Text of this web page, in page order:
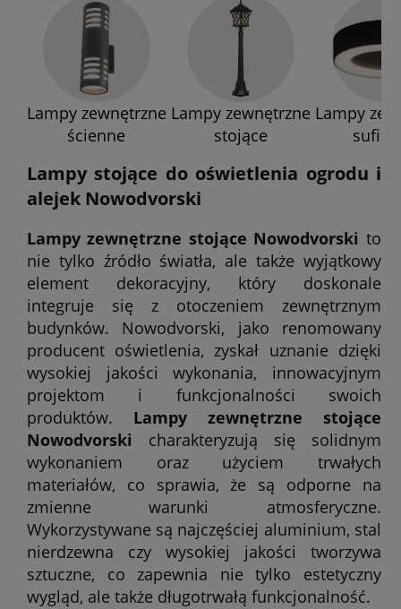
Lampy zewnętrzne
ścienne
Lampy zewnętrzne
stojące
Lampy
Lampy stojące do oświetlenia ogrodu i
alejek Nowodvorski
Lampy zewnętrzne stojące Nowodvorski to
nie tylko źródło światła, ale także wyjątkowy
element dekoracyjny, który doskonale
integruje się z otoczeniem zewnętrznym
budynków. Nowodvorski, jako renomowany
producent oświetlenia, zyskał uznanie dzięki
wysokiej jakości wykonania, innowacyjnym
projektom i funkcjonalności swoich
produktów. Lampy zewnętrzne stojące
Nowodvorski charakteryzują się solidnym
wykonaniem oraz użyciem trwałych
materiałów, co sprawia, że są odporne na
zmienne warunki atmosferyczne.
Wykorzystywane są najczęściej aluminium, stal
nierdzewna czy wysokiej jakości tworzywa
sztuczne, co zapewnia nie tylko estetyczny
wygląd, ale także długotrwałą funkcjonalność.